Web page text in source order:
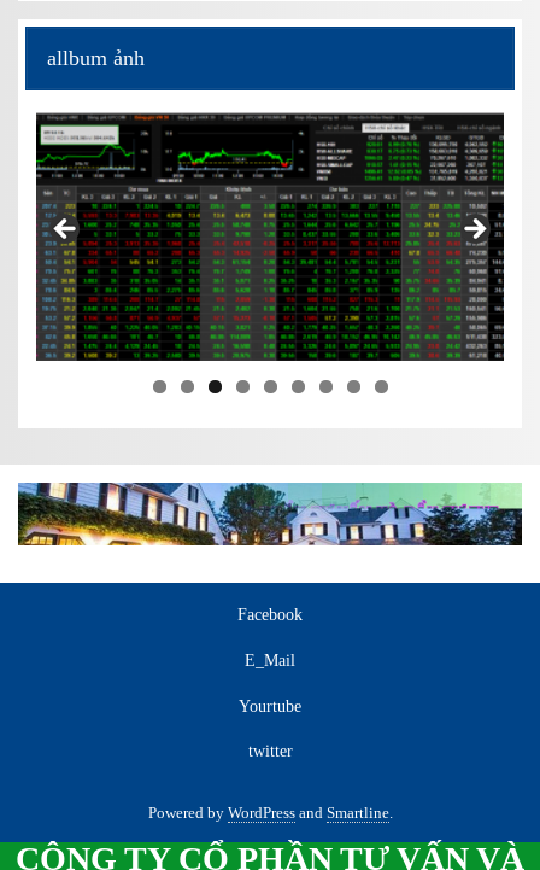
allbum ảnh
Facebook
E_Mail
Yourtube
twitter
Powered by WordPressand Smartline.
CÔNG TY CỔ PHẦN TƯ VẤN VÀ